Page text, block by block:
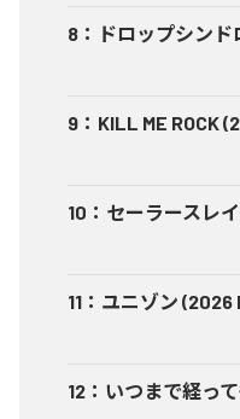
8 ： ドロップシン
9 ： KILL ME ROCK
10 ： セーラースレ
11 ： ユニゾン
12 ： いつまで経っ